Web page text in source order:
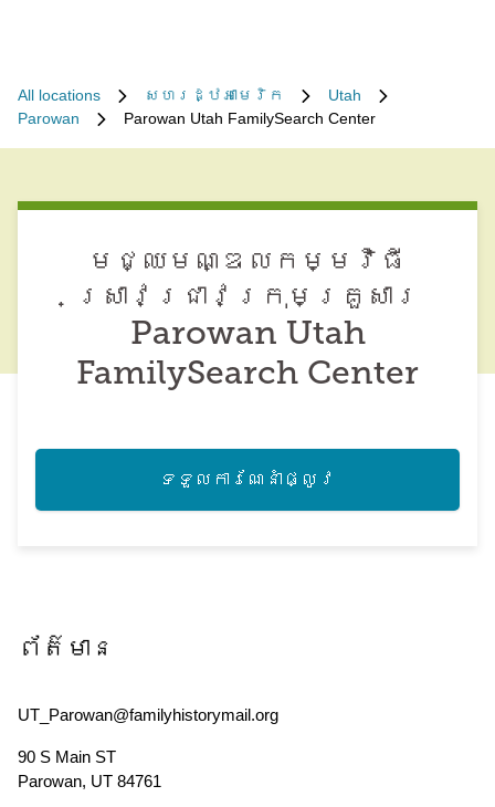
All locations សហរដ្ឋអាមេរិក
Utah
Parowan
Parowan Utah FamilySearch Center
មជ្ឈមណ្ឌល​កម្មវិធី​
ស្រាវជ្រាវ​ក្រុមគ្រួសារ
Parowan Utah
FamilySearch Center
ទទួល​ការណែនាំ​ផ្លូវ
ព័ត៌មាន
UT_Parowan@familyhistorymail.org
90 S Main ST
Parowan, UT 84761